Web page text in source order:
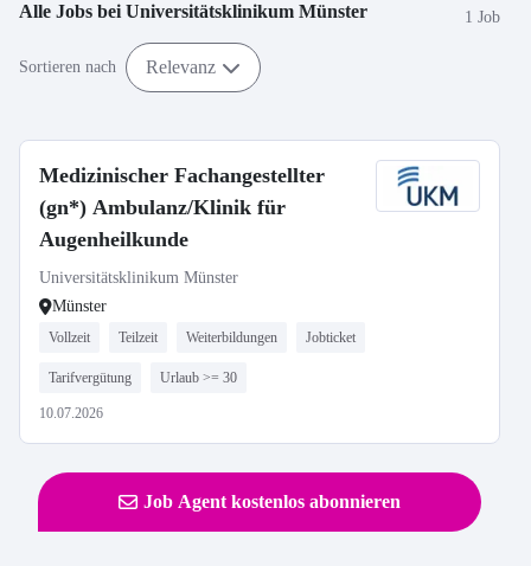
Alle Jobs bei Universitätsklinikum Münster 1 Job
Sortieren nach Relevanz
Medizinischer Fachangestellter
(gn*) Ambulanz/Klinik für
Augenheilkunde
Universitätsklinikum Münster
Münster
Vollzeit Teilzeit Weiterbildungen Jobticket
Tarifvergütung Urlaub >= 30
10.07.2026
Job Agent kostenlos abonnieren